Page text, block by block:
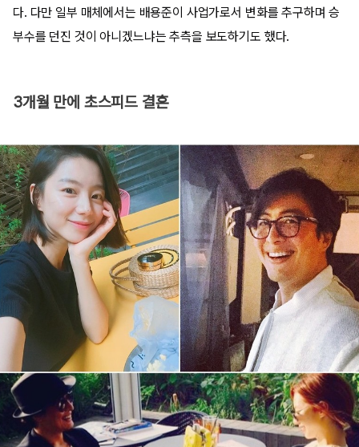
다. 다만 일부 매체에서는 배용준이 사업가로서 변화를 추구하며 승
부수를 던진 것이 아니겠느냐는 추측을 보도하기도 했다.
3개월 만에 초스피드 결혼